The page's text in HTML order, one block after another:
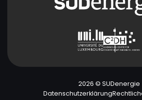
2026 © SUDenergie
Datenschutzerklärung